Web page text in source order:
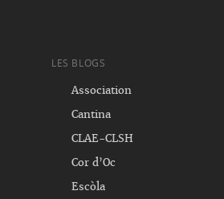
LES BLOGS
Association
Cantina
CLAE-CLSH
Cor d’Oc
Escòla